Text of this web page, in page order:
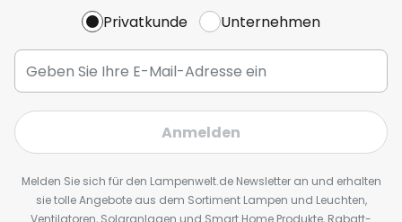
Privatkunde Unternehmen
Anmelden
Melden Sie sich für den Lampenwelt.de Newsletter an und erhalten
sie tolle Angebote aus dem Sortiment Lampen und Leuchten,
Ventilatoren, Solaranlagen und Smart Home Produkte, Rabatt-